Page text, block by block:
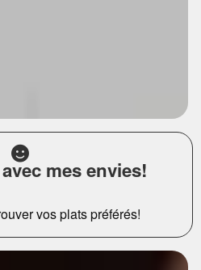
mes envies!
vos plats préférés!